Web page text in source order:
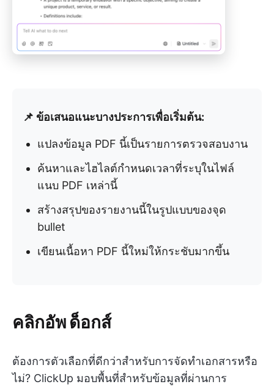
📌 ข้อเสนอแนะบางประการเพื่อเริ่มต้น:
แปลงข้อมูล PDF นี้เป็นรายการตรวจสอบงาน
ค้นหาและไฮไลต์กำหนดเวลาที่ระบุในไฟล์
แนบ PDF เหล่านี้
สร้างสรุปของรายงานนี้ในรูปแบบของจุด
bullet
เขียนเนื้อหา PDF นี้ใหม่ให้กระชับมากขึ้น
คลิกอัพ ด็อกส์
ต้องการตัวเลือกที่ดีกว่าสำหรับการจัดทำเอกสารหรือ
ไม่? ClickUp มอบพื้นที่สำหรับข้อมูลที่ผ่านการ